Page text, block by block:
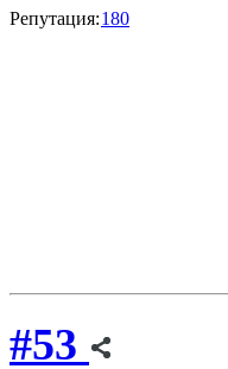
Репутация:180
#53